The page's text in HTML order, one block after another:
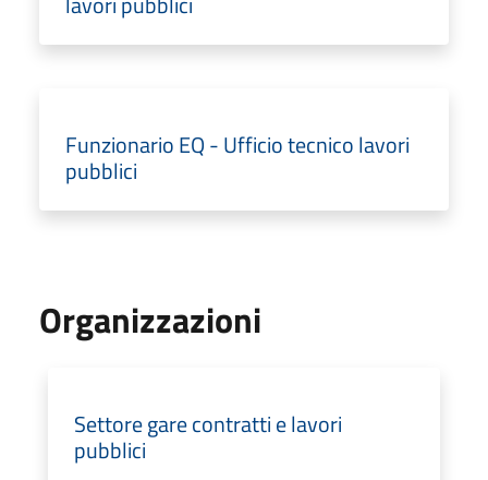
Funzionario EQ - Ufficio tecnico lavori
pubblici
Organizzazioni
Settore gare contratti e lavori
pubblici